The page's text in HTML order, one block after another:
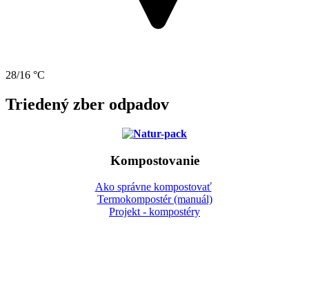
28/16 °C
Triedený zber odpadov
Kompostovanie
Ako správne kompostovať
Termokompostér (manuál)
Projekt - kompostéry